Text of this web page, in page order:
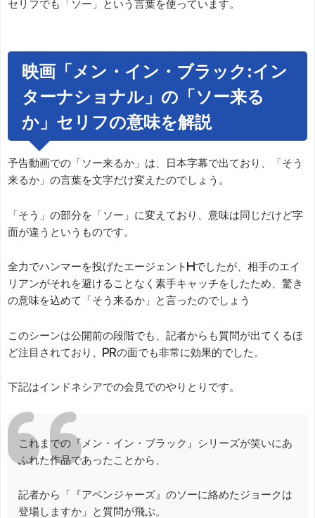
セリフでも「ソー」という言葉を使っています。
映画「メン・イン・ブラック:イン
ターナショナル」の「ソー来る
か」セリフの意味を解説
予告動画での「ソー来るか」は、日本字幕で出ており、「そう
来るか」の言葉を文字だけ変えたのでしょう。
「そう」の部分を「ソー」に変えており、意味は同じだけど字
面が違うというものです。
全力でハンマーを投げたエージェントHでしたが、相手のエイ
リアンがそれを避けることなく素手キャッチをしたため、驚き
の意味を込めて「そう来るか」と言ったのでしょう
このシーンは公開前の段階でも、記者からも質問が出てくるほ
ど注目されており、PRの面でも非常に効果的でした。
下記はインドネシアでの会見でのやりとりです。
これまでの『メン・イン・ブラック』シリーズが笑いにあ
ふれた作品であったことから、
記者から「『アベンジャーズ』のソーに絡めたジョークは
登場しますか」と質問が飛ぶ。